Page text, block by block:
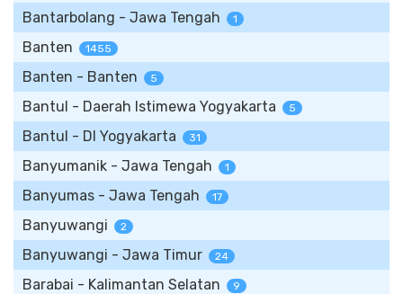
Bantarbolang - Jawa Tengah 1
Banten 1455
Banten - Banten 5
Bantul - Daerah Istimewa Yogyakarta 5
Bantul - DI Yogyakarta 31
Banyumanik - Jawa Tengah 1
Banyumas - Jawa Tengah 17
Banyuwangi 2
Banyuwangi - Jawa Timur 24
Barabai - Kalimantan Selatan 9